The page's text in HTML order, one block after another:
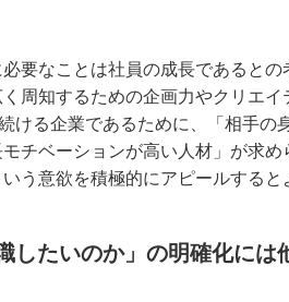
要なことは社員の成長であると
周知するための企画力やクリエ
ける企業であるために、「相手の
チベーションが高い人材」が求
う意欲を積極的にアピールすると
したいのか」の明確化には